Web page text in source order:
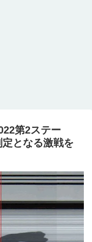
第2ステー
となる激戦を